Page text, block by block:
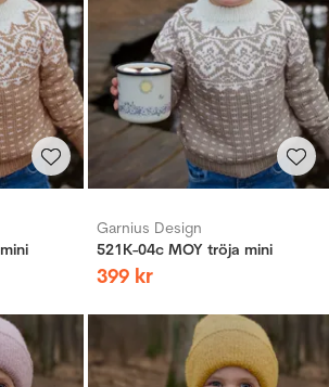
Garnius Design
521K-04c MOY tröja mini
399 kr